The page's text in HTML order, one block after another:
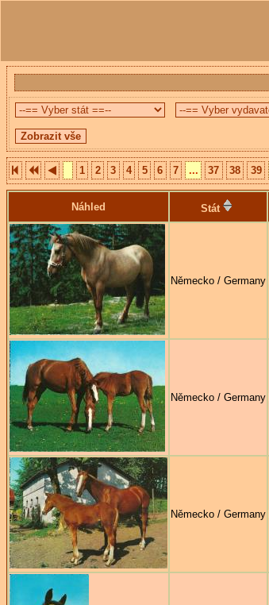
1 2 3 4 5 6 7 ... 37 38 39
Náhled Stát
Německo / Germany
Německo / Germany
Německo / Germany